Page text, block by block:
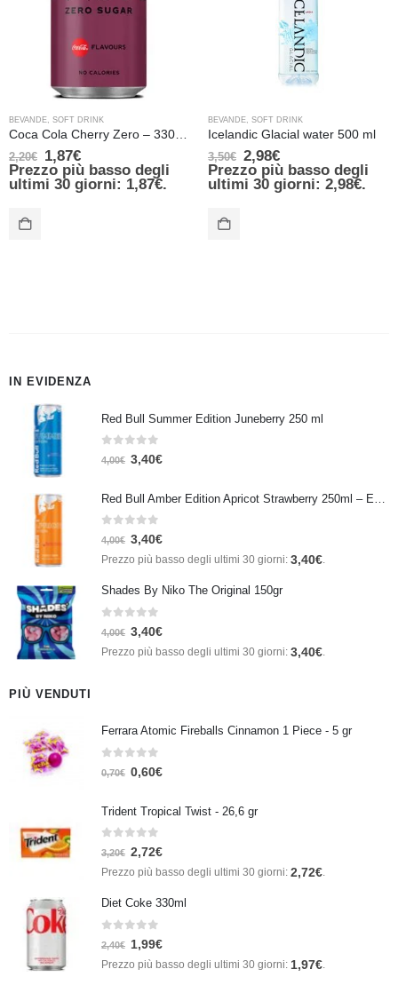
BEVANDE SOFT DRINK
2,20€ 1,87€
Prezzo più basso degli
ultimi 30 giorni: 1,87€.
BEVANDE SOFT DRINK
Icelandic Glacial water 500 ml
3,50€ 2,98€
Prezzo più basso degli
ultimi 30 giorni: 2,98€.
IN EVIDENZA
Red Bull Summer Edition Juneberry 250 ml
Su 5
4,00€ 3,40€
Su 5
4,00€ 3,40€
Prezzo più basso degli ultimi 30 giorni: 3,40€.
Shades By Niko The Original 150gr
Su 5
4,00€ 3,40€
Prezzo più basso degli ultimi 30 giorni: 3,40€.
PIÙ VENDUTI
Ferrara Atomic Fireballs Cinnamon 1 Piece - 5 gr
Su 5
0,70€ 0,60€
Trident Tropical Twist - 26,6 gr
Su 5
3,20€ 2,72€
Prezzo più basso degli ultimi 30 giorni: 2,72€.
Diet Coke 330ml
Su 5
2,40€ 1,99€
Prezzo più basso degli ultimi 30 giorni: 1,97€